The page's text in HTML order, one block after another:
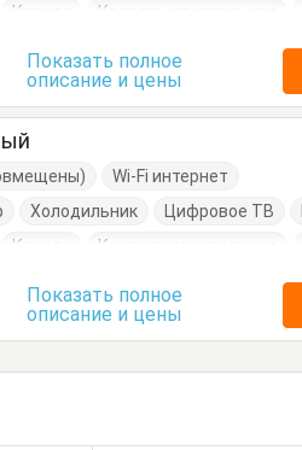
Кресло Кровать двуспальная
Показать полное
описание и цены
Wi-Fi интернет
Холодильник Цифровое ТВ
Кресло Кровать двуспальная
Показать полное
описание и цены